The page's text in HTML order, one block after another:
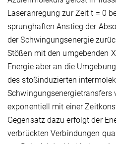
Laseranregung zur Zeit t = 0
sprunghaften Anstieg der
der Schwingungsenergie
Stößen mit den umgebenden
Energie aber an die
des stoßinduzierten
Schwingungsenergietransfers
exponentiell mit einer
Gegensatz dazu erfolgt der
verbrückten Verbindungen